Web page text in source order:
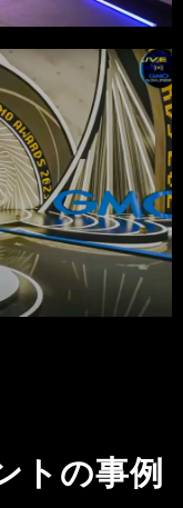
トの事例